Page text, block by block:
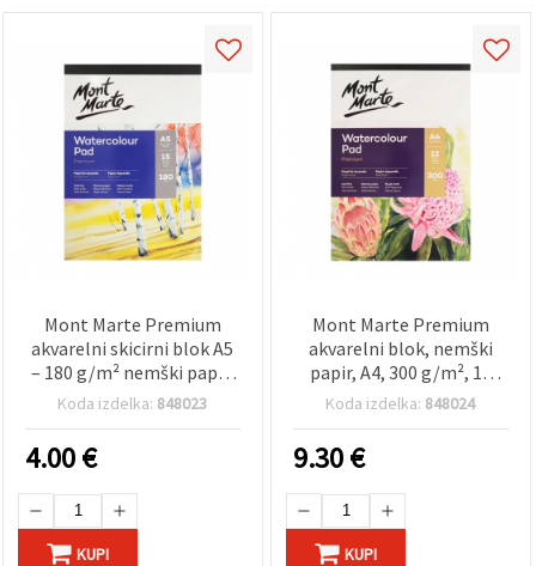
Mont Marte Premium
akvarelni skicirni blok A5
– 180 g/m² nemški papir,
15 listov za akvarel, gvaš
Koda izdelka: 848023
4.00€
KUPI
Mont Marte Premium
akvarelni blok, nemški
papir, A4, 300 g/m², 12
listov
Koda izdelka: 848024
9.30€
KUPI